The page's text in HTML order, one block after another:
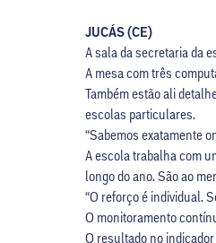
JUCÁS (CE)
A sala da secretaria da
A mesa com três
Também estão ali
escolas particulares.
“Sabemos exatamente
A escola trabalha com
longo do ano. São ao
“O reforço é individual.
O monitoramento
O resultado no